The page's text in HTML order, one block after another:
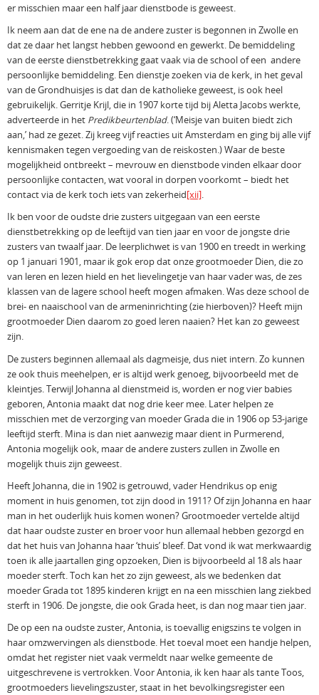
er misschien maar een half jaar dienstbode is geweest.
Ik neem aan dat de ene na de andere zuster is begonnen in Zwolle en
dat ze daar het langst hebben gewoond en gewerkt. De bemiddeling
van de eerste dienstbetrekking gaat vaak via de school of een andere
persoonlijke bemiddeling. Een dienstje zoeken via de kerk, in het geval
van de Grondhuisjes is dat dan de katholieke geweest, is ook heel
gebruikelijk. Gerritje Krijl, die in 1907 korte tijd bij Aletta Jacobs werkte,
adverteerde in het Predikbeurtenblad. (‘Meisje van buiten biedt zich
aan,’ had ze gezet. Zij kreeg vijf reacties uit Amsterdam en ging bij alle vijf
kennismaken tegen vergoeding van de reiskosten.) Waar de beste
mogelijkheid ontbreekt – mevrouw en dienstbode vinden elkaar door
persoonlijke contacten, wat vooral in dorpen voorkomt – biedt het
contact via de kerk toch iets van zekerheid[xii].
Ik ben voor de oudste drie zusters uitgegaan van een eerste
dienstbetrekking op de leeftijd van tien jaar en voor de jongste drie
zusters van twaalf jaar. De leerplichwet is van 1900 en treedt in werking
op 1 januari 1901, maar ik gok erop dat onze grootmoeder Dien, die zo
van leren en lezen hield en het lievelingetje van haar vader was, de zes
klassen van de lagere school heeft mogen afmaken. Was deze school de
brei- en naaischool van de armeninrichting (zie hierboven)? Heeft mijn
grootmoeder Dien daarom zo goed leren naaien? Het kan zo geweest
zijn.
De zusters beginnen allemaal als dagmeisje, dus niet intern. Zo kunnen
ze ook thuis meehelpen, er is altijd werk genoeg, bijvoorbeeld met de
kleintjes. Terwijl Johanna al dienstmeid is, worden er nog vier babies
geboren, Antonia maakt dat nog drie keer mee. Later helpen ze
misschien met de verzorging van moeder Grada die in 1906 op 53-jarige
leeftijd sterft. Mina is dan niet aanwezig maar dient in Purmerend,
Antonia mogelijk ook, maar de andere zusters zullen in Zwolle en
mogelijk thuis zijn geweest.
Heeft Johanna, die in 1902 is getrouwd, vader Hendrikus op enig
moment in huis genomen, tot zijn dood in 1911? Of zijn Johanna en haar
man in het ouderlijk huis komen wonen? Grootmoeder vertelde altijd
dat haar oudste zuster en broer voor hun allemaal hebben gezorgd en
dat het huis van Johanna haar ‘thuis’ bleef. Dat vond ik wat merkwaardig
toen ik alle jaartallen ging opzoeken, Dien is bijvoorbeeld al 18 als haar
moeder sterft. Toch kan het zo zijn geweest, als we bedenken dat
moeder Grada tot 1895 kinderen krijgt en na een misschien lang ziekbed
sterft in 1906. De jongste, die ook Grada heet, is dan nog maar tien jaar.
De op een na oudste zuster, Antonia, is toevallig enigszins te volgen in
haar omzwervingen als dienstbode. Het toeval moet een handje helpen,
omdat het register niet vaak vermeldt naar welke gemeente de
uitgeschrevene is vertrokken. Voor Antonia, ik ken haar als tante Toos,
grootmoeders lievelingszuster, staat in het bevolkingsregister een